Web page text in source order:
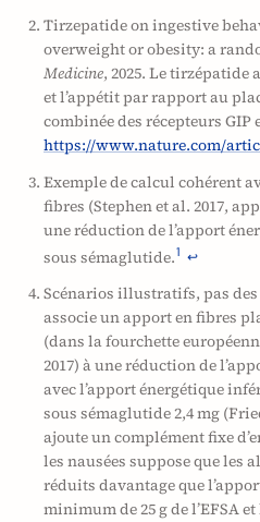
Tirzepatide on ingestive
overweight or obesity: a
Medicine, 2025. Le tirzépatide
et l’appétit par rapport au
combinée des récepteurs GIP
https://www.nature.com/
Exemple de calcul cohérent
fibres (Stephen et al. 2017,
une réduction de l’apport
sous sémaglutide.1 ↩
Scénarios illustratifs, pas des
associe un apport en fibres
(dans la fourchette
2017) à une réduction de
avec l’apport énergétique
sous sémaglutide 2,4 mg
ajoute un complément fixe
les nausées suppose que les
réduits davantage que
minimum de 25 g de l’EFSA